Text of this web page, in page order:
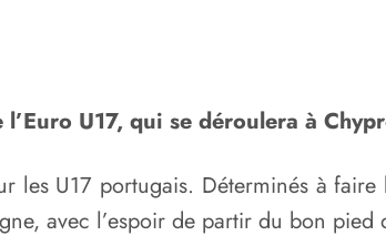
U17, qui se déroulera à
les U17 portugais. Déterminés à
avec l’espoir de partir du bon